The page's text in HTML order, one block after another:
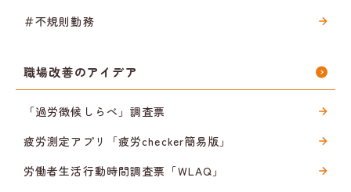
＃不規則勤務
職場改善のアイデア
「過労徴候しらべ」調査票
疲労測定アプリ「疲労checker簡易版」
労働者生活行動時間調査票「WLAQ」